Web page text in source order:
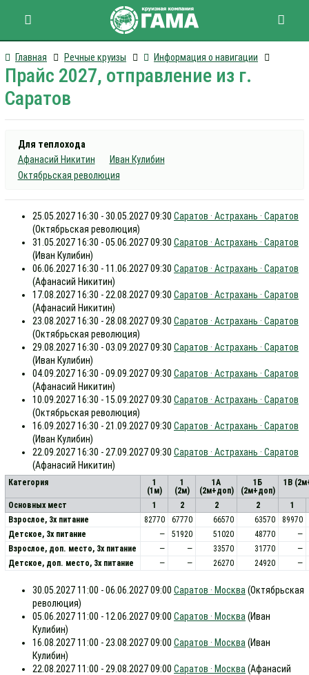
Главная Речные круизы Информация о навигации
Прайс 2027, отправление из г.
Саратов
Для теплохода
Афанасий Никитин
Иван Кулибин
Октябрьская революция
25.05.2027 16:30 - 30.05.2027 09:30 Саратов · Астрахань · Саратов
(Октябрьская революция)
31.05.2027 16:30 - 05.06.2027 09:30 Саратов · Астрахань · Саратов
(Иван Кулибин)
06.06.2027 16:30 - 11.06.2027 09:30 Саратов · Астрахань · Саратов
(Афанасий Никитин)
17.08.2027 16:30 - 22.08.2027 09:30 Саратов · Астрахань · Саратов
(Афанасий Никитин)
23.08.2027 16:30 - 28.08.2027 09:30 Саратов · Астрахань · Саратов
(Октябрьская революция)
29.08.2027 16:30 - 03.09.2027 09:30 Саратов · Астрахань · Саратов
(Иван Кулибин)
04.09.2027 16:30 - 09.09.2027 09:30 Саратов · Астрахань · Саратов
(Афанасий Никитин)
10.09.2027 16:30 - 15.09.2027 09:30 Саратов · Астрахань · Саратов
(Октябрьская революция)
16.09.2027 16:30 - 21.09.2027 09:30 Саратов · Астрахань · Саратов
(Иван Кулибин)
22.09.2027 16:30 - 27.09.2027 09:30 Саратов · Астрахань · Саратов
(Афанасий Никитин)
Категория
1
(1м)
1
(2м)
1А
(2м+доп)
1Б
(2м+доп)
1В
Основных мест 1 2 2 2
1
Взрослое, 3х питание
82770 67770 66570 63570
89970
Детское, 3х питание
— 51920 51020 48770
—
Взрослое, доп. место, 3x питание
— — 33570 31770
—
Детское, доп. место, 3x питание
— — 26270 24920 —
30.05.2027 11:00 - 06.06.2027 09:00 Саратов · Москва (Октябрьская
революция)
05.06.2027 11:00 - 12.06.2027 09:00 Саратов · Москва (Иван
Кулибин)
16.08.2027 11:00 - 23.08.2027 09:00 Саратов · Москва (Иван
Кулибин)
22.08.2027 11:00 - 29.08.2027 09:00 Саратов · Москва (Афанасий